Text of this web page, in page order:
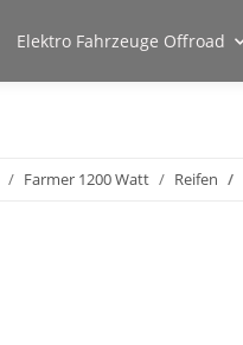
Elektro Fahrzeuge Offroad
Farmer 1200 Watt Reifen